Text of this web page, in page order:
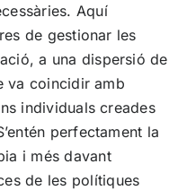
Aquí
de gestionar les
a una dispersió de
va coincidir amb
individuals creades
perfectament la
i més davant
de les polítiques